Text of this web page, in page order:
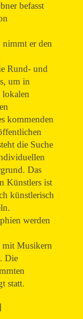
befasst
er den
Rund- und
um in
lokalen
kommenden
die Suche
Das
Künstlers ist
künstlerisch
werden
mit Musikern
Die
statt.